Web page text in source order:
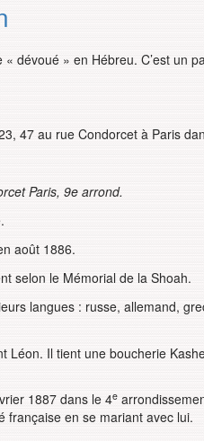
dévoué » en Hébreu. C’est un
47 au rue Condorcet à Paris
Paris, 9e arrond.
août 1886.
selon le Mémorial de la Shoah.
langues : russe, allemand,
Léon. Il tient une boucherie
1887 dans le 4e
française en se mariant avec lui.